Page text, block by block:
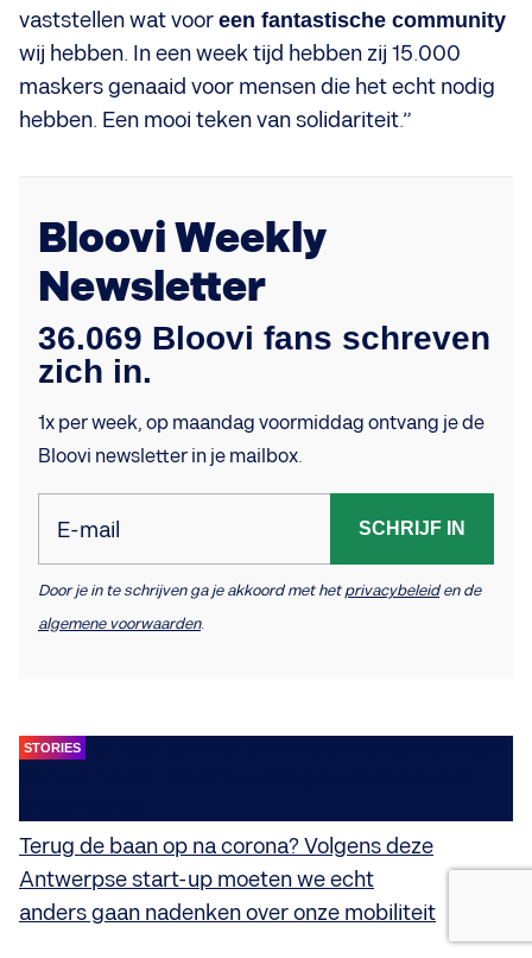
vaststellen wat voor een fantastische community
wij hebben. In een week tijd hebben zij 15.000
maskers genaaid voor mensen die het echt nodig
hebben. Een mooi teken van solidariteit.”
Bloovi Weekly
Newsletter
36.069 Bloovi fans schreven
zich in.
1x per week, op maandag voormiddag ontvang je de
Bloovi newsletter in je mailbox.
E-mail SCHRIJF IN
Door je in te schrijven ga je akkoord met hetprivacybeleiden de
algemene voorwaarden.
STORIES
Terug de baan op na corona? Volgens deze
Antwerpse start-up moeten we echt
anders gaan nadenken over onze mobiliteit